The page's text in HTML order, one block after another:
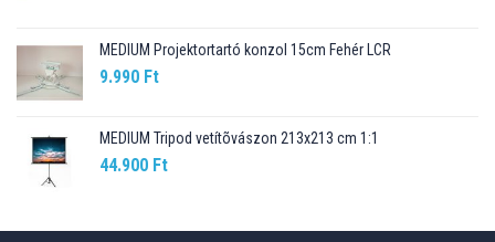
MEDIUM Projektortartó konzol 15cm Fehér LCR
9.990 Ft
MEDIUM Tripod vetítõvászon 213x213 cm 1:1
44.900 Ft